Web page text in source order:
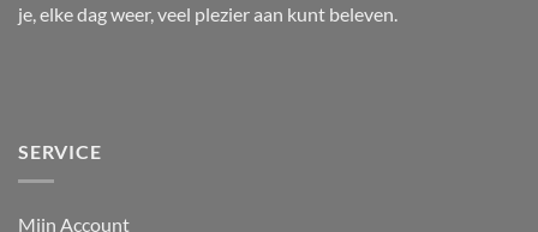
je, elke dag weer, veel plezier aan kunt beleven.
SERVICE
Mijn Account